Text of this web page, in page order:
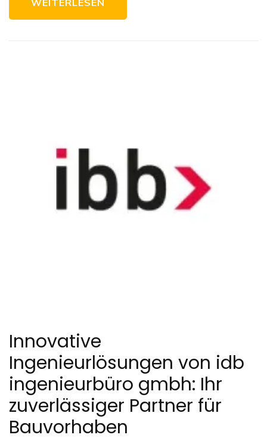
WEITERLESEN
Innovative
Ingenieurlösungen von idb
ingenieurbüro gmbh: Ihr
zuverlässiger Partner für
Bauvorhaben